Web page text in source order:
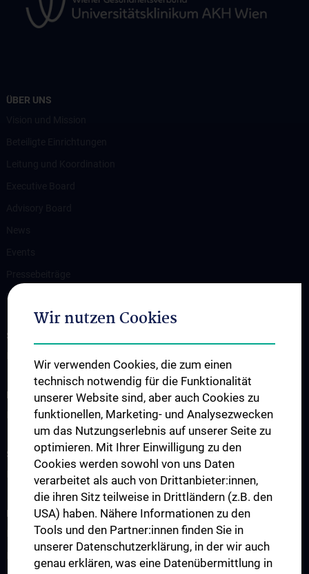
ÜBER UNS
Kontakt
SUPPORT C³NMH!
INFORMATIONEN FÜR PATIENT:INNEN
Leistungen
STUDIUM, AUS- UND WEITERBILDUNG
Doktoratsprogramme
FORSCHUNG
Forschungsprojekte
Wir nutzen Cookies
Wir verwenden Cookies, die zum einen
technisch notwendig für die Funktionalität
unserer Website sind, aber auch Cookies zu
funktionellen, Marketing- und Analysezwecken
um das Nutzungserlebnis auf unserer Seite zu
optimieren. Mit Ihrer Einwilligung zu den
Cookies werden sowohl von uns Daten
verarbeitet als auch von Drittanbieter:innen,
die ihren Sitz teilweise in Drittländern (z.B. den
USA) haben. Nähere Informationen zu den
Tools und den Partner:innen finden Sie in
unserer Datenschutzerklärung, in der wir auch
genau erklären, was eine Datenübermittlung in